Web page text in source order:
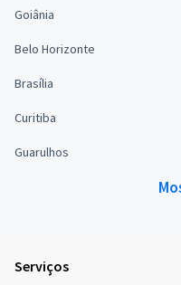
Goiânia
Belo Horizonte
Brasília
Curitiba
Guarulhos
Serviços